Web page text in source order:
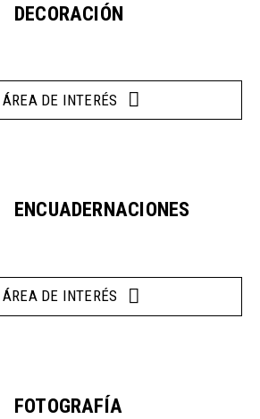
DECORACIÓN
DE INTERÉS
ENCUADERNACIONES
DE INTERÉS
FOTOGRAFÍA